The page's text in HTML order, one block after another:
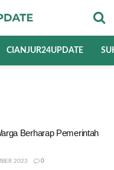
CIANJUR24UPDATE
Berharap Pemerintah
2023 0